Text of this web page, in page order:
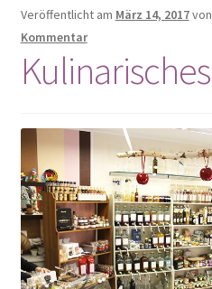
Kulinarisches
Mode & Accessoires
Seifen
Taschen
Wolle & Kurzwaren
Veröffentlicht am März 14, 2017von
Kommentar
Kulinarisches